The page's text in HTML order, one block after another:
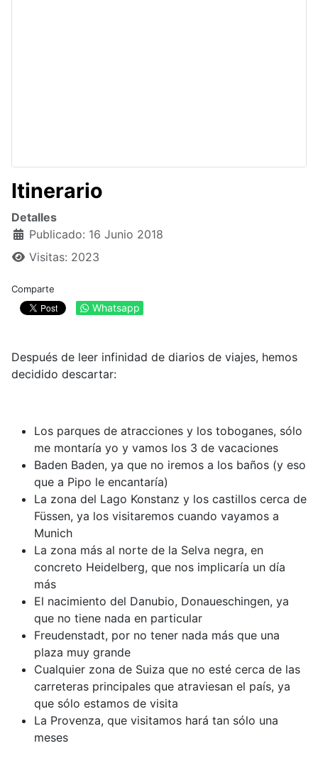
Itinerario
Detalles
Publicado: 16 Junio 2018
Visitas: 2023
Comparte
Whatsapp
Después de leer infinidad de diarios de viajes, hemos
decidido descartar:
Los parques de atracciones y los toboganes, sólo
me montaría yo y vamos los 3 de vacaciones
Baden Baden, ya que no iremos a los baños (y eso
que a Pipo le encantaría)
La zona del Lago Konstanz y los castillos cerca de
Füssen, ya los visitaremos cuando vayamos a
Munich
La zona más al norte de la Selva negra, en
concreto Heidelberg, que nos implicaría un día
más
El nacimiento del Danubio, Donaueschingen, ya
que no tiene nada en particular
Freudenstadt, por no tener nada más que una
plaza muy grande
Cualquier zona de Suiza que no esté cerca de las
carreteras principales que atraviesan el país, ya
que sólo estamos de visita
La Provenza, que visitamos hará tan sólo una
meses